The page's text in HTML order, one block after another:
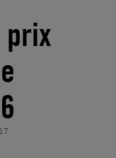
prix